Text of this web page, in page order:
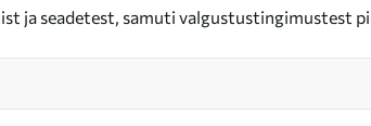
ja seadetest, samuti valgustustingimustest